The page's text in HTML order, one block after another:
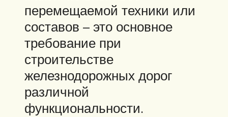
перемещаемой техники или
составов – это основное
требование при
строительстве
железнодорожных дорог
различной
функциональности.